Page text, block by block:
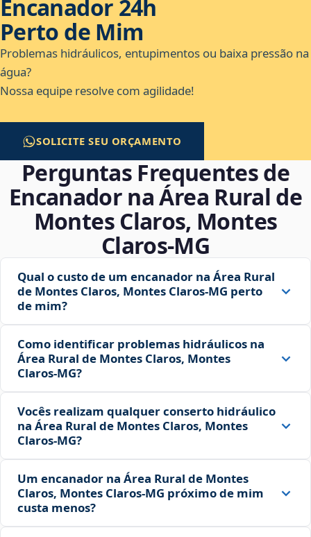
Encanador 24h
Perto de Mim
Problemas hidráulicos, entupimentos ou baixa pressão na
água?
Nossa equipe resolve com agilidade!
SOLICITE SEU ORÇAMENTO
Perguntas Frequentes de
Encanador na Área Rural de
Montes Claros, Montes
Claros‑MG
Qual o custo de um encanador na Área Rural
de Montes Claros, Montes Claros‑MG perto
de mim?
Como identificar problemas hidráulicos na
Área Rural de Montes Claros, Montes
Claros‑MG?
Vocês realizam qualquer conserto hidráulico
na Área Rural de Montes Claros, Montes
Claros‑MG?
Um encanador na Área Rural de Montes
Claros, Montes Claros‑MG próximo de mim
custa menos?